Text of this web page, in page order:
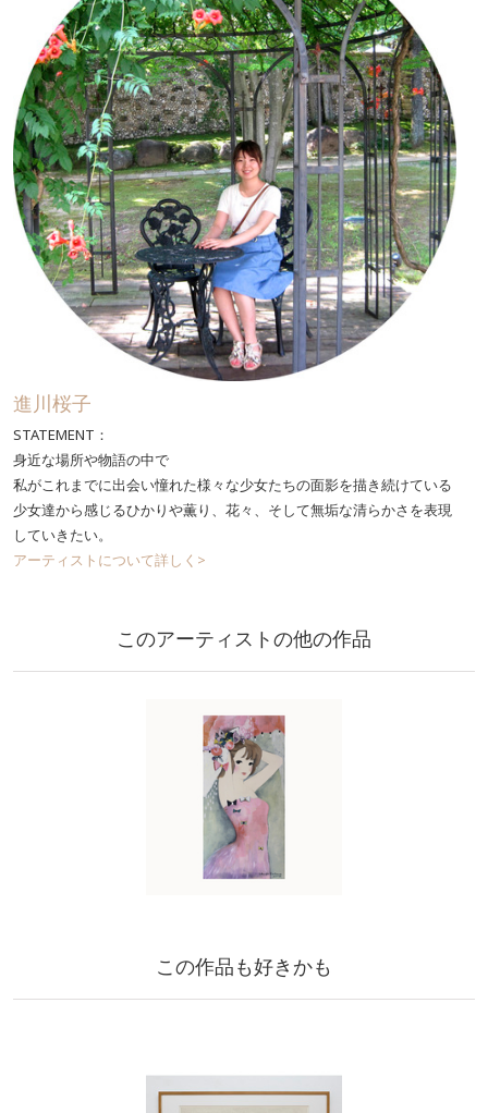
進川桜子
STATEMENT：
身近な場所や物語の中で
私がこれまでに出会い憧れた様々な少女たちの面影を描き続けている
少女達から感じるひかりや薫り、花々、そして無垢な清らかさを表現
していきたい。
アーティストについて詳しく>
このアーティストの他の作品
この作品も好きかも